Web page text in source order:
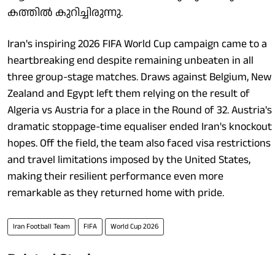
കത്തിൽ കുറിച്ചിരുന്നു.
Iran's inspiring 2026 FIFA World Cup campaign came to a
heartbreaking end despite remaining unbeaten in all
three group-stage matches. Draws against Belgium, New
Zealand and Egypt left them relying on the result of
Algeria vs Austria for a place in the Round of 32. Austria's
dramatic stoppage-time equaliser ended Iran's knockout
hopes. Off the field, the team also faced visa restrictions
and travel limitations imposed by the United States,
making their resilient performance even more
remarkable as they returned home with pride.
Iran Football Team FIFA World Cup 2026